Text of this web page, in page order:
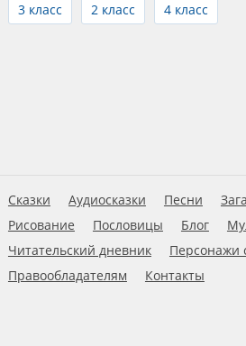
3 класс
2 класс 4 класс
Сказки Аудиосказки Песни
Рисование
Пословицы Блог
Читательский дневник
Персонажи
Правообладателям
Контакты